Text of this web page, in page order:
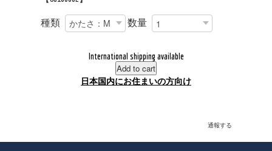
種類 数量
International shipping available
Add to cart
日本国内にお住まいの方向け
通報する